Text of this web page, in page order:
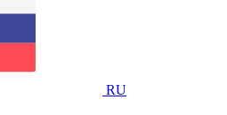
RU